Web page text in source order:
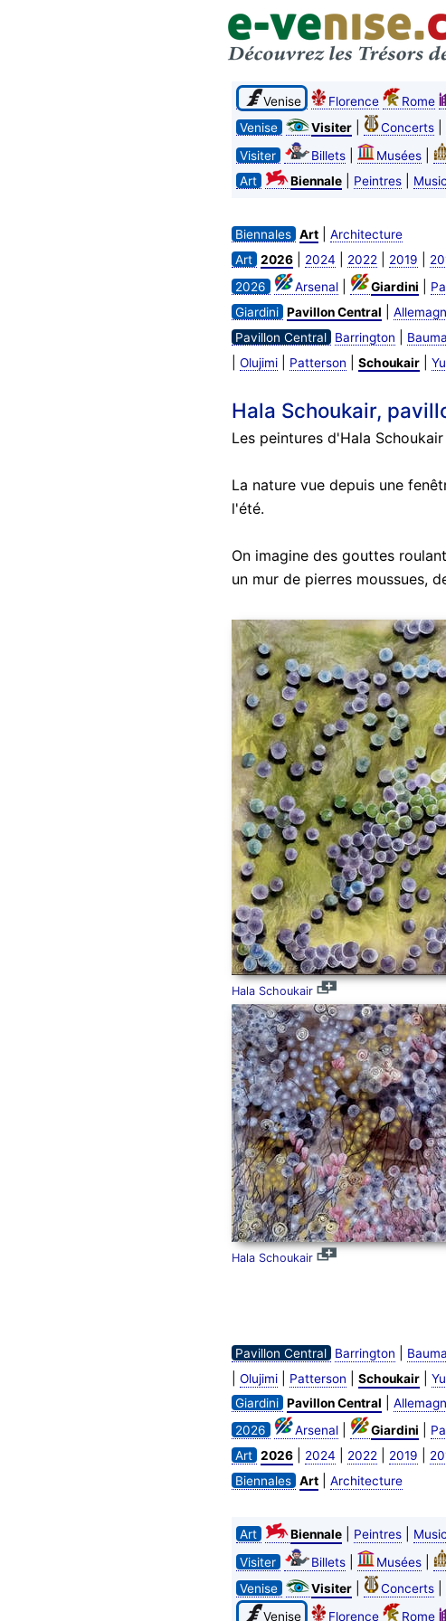
Venise Florence Rome
Venise
Visiter| Concerts|
Visiter
Billets| Musées|
Art
Biennale| Peintres|
Biennales Art| Architecture
Art 2026| 2024 2022 2019
2026
Arsenal| Giardini
Giardini Pavillon Central
Pavillon Central
Barrington
Olujimi| Patterson Schoukair|
Hala Schoukair,
Les peintures d'Hala
La nature vue depuis une
l'été.
On imagine des gouttes
un mur de pierres moussues,
Hala Schoukair
Hala Schoukair
Pavillon Central Barrington
Olujimi| Patterson Schoukair|
Giardini Pavillon Central
2026
Arsenal| Giardini
Art 2026| 2024 2022 2019
Biennales Art| Architecture
Art Biennale| Peintres|
Visiter
Billets| Musées|
Venise
Visiter| Concerts|
Venise
Florence Rome